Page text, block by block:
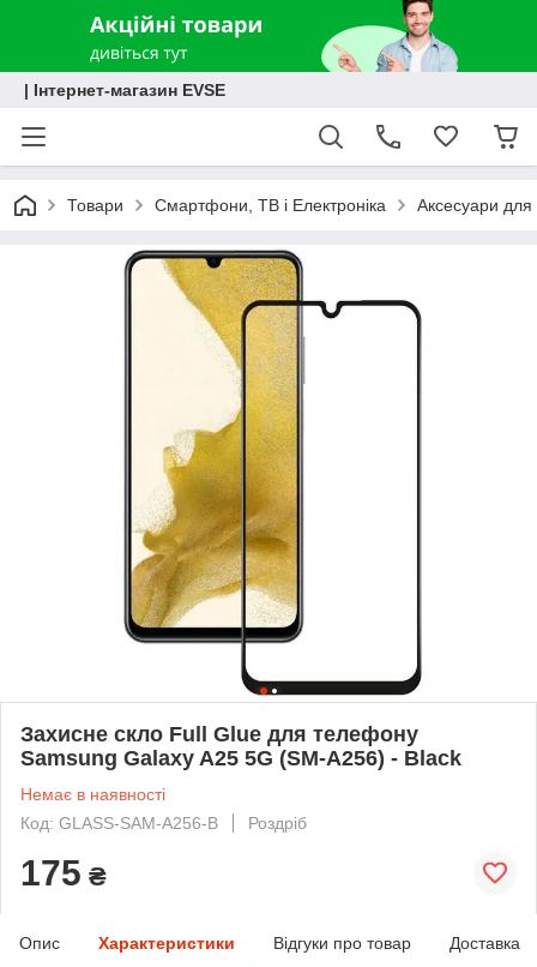
| Інтернет-магазин EVSE
Товари Смартфони, ТВ і Електроніка Аксесуари для
Захисне скло Full Glue для телефону
Samsung Galaxy A25 5G (SM-A256) - Black
Немає в наявності
Код: GLASS-SAM-A256-B
Роздріб
175 ₴
Опис Характеристики Відгуки про товар Доставка